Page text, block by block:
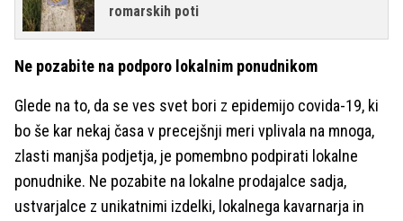
romarskih poti
Ne pozabite na podporo lokalnim ponudnikom
Glede na to, da se ves svet bori z epidemijo covida-19, ki
bo še kar nekaj časa v precejšnji meri vplivala na mnoga,
zlasti manjša podjetja, je pomembno podpirati lokalne
ponudnike. Ne pozabite na lokalne prodajalce sadja,
ustvarjalce z unikatnimi izdelki, lokalnega kavarnarja in